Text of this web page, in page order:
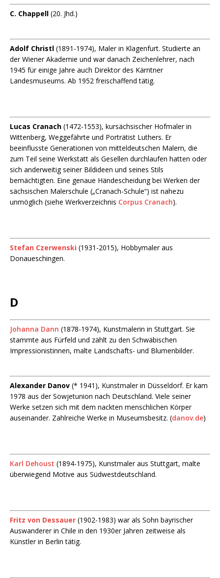
C. Chappell (20. Jhd.)
Adolf Christl (1891-1974), Maler in Klagenfurt. Studierte an
der Wiener Akademie und war danach Zeichenlehrer, nach
1945 für einige Jahre auch Direktor des Kärntner
Landesmuseums. Ab 1952 freischaffend tätig.
Lucas Cranach (1472-1553), kursächsischer Hofmaler in
Wittenberg, Weggefährte und Porträtist Luthers. Er
beeinflusste Generationen von mitteldeutschen Malern, die
zum Teil seine Werkstatt als Gesellen durchlaufen hatten oder
sich anderweitig seiner Bildideen und seines Stils
bemächtigten. Eine genaue Händescheidung bei Werken der
sächsischen Malerschule („Cranach-Schule“) ist nahezu
unmöglich (siehe Werkverzeichnis Corpus Cranach).
Stefan Czerwenski (1931-2015), Hobbymaler aus
Donaueschingen.
D
Johanna Dann (1878-1974), Kunstmalerin in Stuttgart. Sie
stammte aus Fürfeld und zählt zu den Schwäbischen
Impressionistinnen, malte Landschafts- und Blumenbilder.
Alexander Danov (* 1941), Kunstmaler in Düsseldorf. Er kam
1978 aus der Sowjetunion nach Deutschland. Viele seiner
Werke setzen sich mit dem nackten menschlichen Körper
auseinander. Zahlreiche Werke in Museumsbesitz. (danov.de)
Karl Dehoust (1894-1975), Kunstmaler aus Stuttgart, malte
überwiegend Motive aus Südwestdeutschland.
Fritz von Dessauer (1902-1983) war als Sohn bayrischer
Auswanderer in Chile in den 1930er Jahren zeitweise als
Künstler in Berlin tätig.